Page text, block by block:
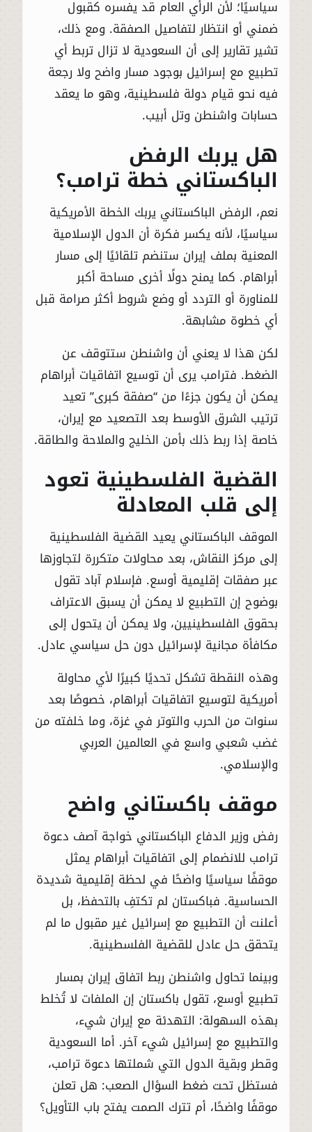
سياسيًا؛ لأن الرأي العام قد يفسره كقبول
ضمني أو انتظار لتفاصيل الصفقة. ومع ذلك،
تشير تقارير إلى أن السعودية لا تزال تربط أي
تطبيع مع إسرائيل بوجود مسار واضح ولا رجعة
فيه نحو قيام دولة فلسطينية، وهو ما يعقد
حسابات واشنطن وتل أبيب.
هل يربك الرفض
الباكستاني خطة ترامب؟
نعم، الرفض الباكستاني يربك الخطة الأمريكية
سياسيًا، لأنه يكسر فكرة أن الدول الإسلامية
المعنية بملف إيران ستنضم تلقائيًا إلى مسار
أبراهام. كما يمنح دولًا أخرى مساحة أكبر
للمناورة أو التردد أو وضع شروط أكثر صرامة قبل
أي خطوة مشابهة.
لكن هذا لا يعني أن واشنطن ستتوقف عن
الضغط. فترامب يرى أن توسيع اتفاقيات أبراهام
يمكن أن يكون جزءًا من “صفقة كبرى” تعيد
ترتيب الشرق الأوسط بعد التصعيد مع إيران،
خاصة إذا ربط ذلك بأمن الخليج والملاحة والطاقة.
القضية الفلسطينية تعود
إلى قلب المعادلة
الموقف الباكستاني يعيد القضية الفلسطينية
إلى مركز النقاش، بعد محاولات متكررة لتجاوزها
عبر صفقات إقليمية أوسع. فإسلام آباد تقول
بوضوح إن التطبيع لا يمكن أن يسبق الاعتراف
بحقوق الفلسطينيين، ولا يمكن أن يتحول إلى
مكافأة مجانية لإسرائيل دون حل سياسي عادل.
وهذه النقطة تشكل تحديًا كبيرًا لأي محاولة
أمريكية لتوسيع اتفاقيات أبراهام، خصوصًا بعد
سنوات من الحرب والتوتر في غزة، وما خلفته من
غضب شعبي واسع في العالمين العربي
والإسلامي.
موقف باكستاني واضح
رفض وزير الدفاع الباكستاني خواجة آصف دعوة
ترامب للانضمام إلى اتفاقيات أبراهام يمثل
موقفًا سياسيًا واضحًا في لحظة إقليمية شديدة
الحساسية. فباكستان لم تكتفِ بالتحفظ، بل
أعلنت أن التطبيع مع إسرائيل غير مقبول ما لم
يتحقق حل عادل للقضية الفلسطينية.
وبينما تحاول واشنطن ربط اتفاق إيران بمسار
تطبيع أوسع، تقول باكستان إن الملفات لا تُخلط
بهذه السهولة: التهدئة مع إيران شيء،
والتطبيع مع إسرائيل شيء آخر. أما السعودية
وقطر وبقية الدول التي شملتها دعوة ترامب،
فستظل تحت ضغط السؤال الصعب: هل تعلن
موقفًا واضحًا، أم تترك الصمت يفتح باب التأويل؟